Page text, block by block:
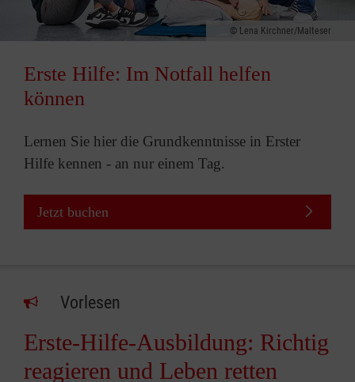
Lena Kirchner/Malteser
Erste Hilfe: Im Notfall helfen
können
Lernen Sie hier die Grundkenntnisse in Erster
Hilfe kennen - an nur einem Tag.
Jetzt buchen
Vorlesen
Erste-Hilfe-Ausbildung: Richtig
reagieren und Leben retten